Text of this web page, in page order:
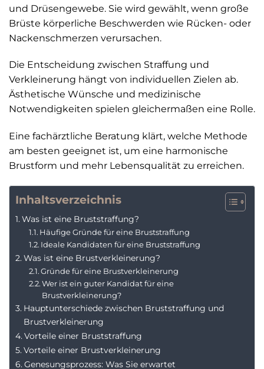
und Drüsengewebe. Sie wird gewählt, wenn große
Brüste körperliche Beschwerden wie Rücken- oder
Nackenschmerzen verursachen.
Die Entscheidung zwischen Straffung und
Verkleinerung hängt von individuellen Zielen ab.
Ästhetische Wünsche und medizinische
Notwendigkeiten spielen gleichermaßen eine Rolle.
Eine fachärztliche Beratung klärt, welche Methode
am besten geeignet ist, um eine harmonische
Brustform und mehr Lebensqualität zu erreichen.
Inhaltsverzeichnis
Was ist eine Bruststraffung?
Häufige Gründe für eine Bruststraffung
Ideale Kandidaten für eine Bruststraffung
Was ist eine Brustverkleinerung?
Gründe für eine Brustverkleinerung
Wer ist ein guter Kandidat für eine
Brustverkleinerung?
Hauptunterschiede zwischen Bruststraffung und
Brustverkleinerung
Vorteile einer Bruststraffung
Vorteile einer Brustverkleinerung
Genesungsprozess: Was Sie erwartet